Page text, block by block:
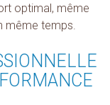
optimal, même
même temps.